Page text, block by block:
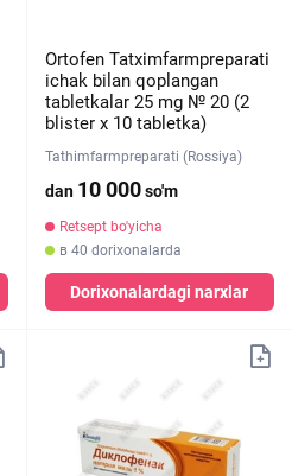
Ortofen Tatximfarmpreparati
ichak bilan qoplangan
tabletkalar 25 mg № 20 (2
blister х 10 tabletka)
Tathimfarmpreparati (Rossiya)
dan 10 000so'm
Retsept bo'yicha
в 40 dorixonalarda
Dorixonalardagi narxlar